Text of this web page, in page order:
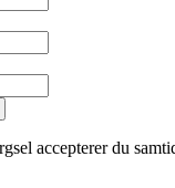
accepterer du